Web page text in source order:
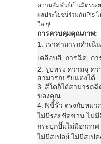
ความสัมพันธ์เป็นมิตรระ
ผลประโยชน์ร่วมกันPls
ใด ๆ!
การควบคุมคุณภาพ:
1. เราสามารถดําเนิ
เคลือบสี, การฉีด, ก
2. รูปทรง ความจุ ค
สามารถปรับแต่งได้
3. สีใดก็ได้สามารถ
ของคุณ
4. Nขี้รั่ว ตรงกับหมว
ไม่มีรอยขีดข่วน ไม่
กระปุกปั๊มไม่มีอากาศ
ไม่มีสเปลย์ ไม่มีสเป